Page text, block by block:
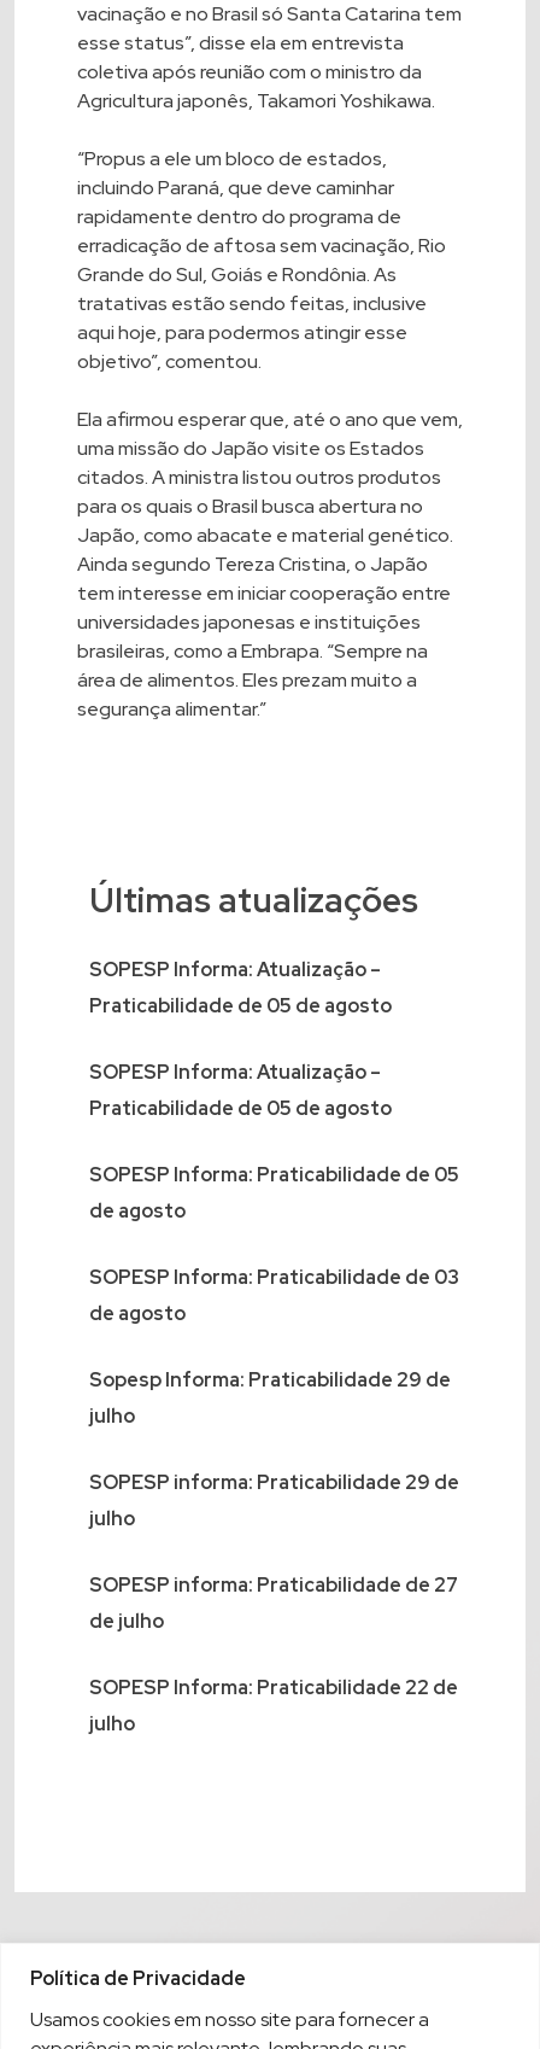
Política de Privacidade
Usamos cookies em nosso site para fornecer a
vacinação e no Brasil só Santa Catarina tem
esse status”, disse ela em entrevista
coletiva após reunião com o ministro da
Agricultura japonês, Takamori Yoshikawa.
“Propus a ele um bloco de estados,
incluindo Paraná, que deve caminhar
rapidamente dentro do programa de
erradicação de aftosa sem vacinação, Rio
Grande do Sul, Goiás e Rondônia. As
tratativas estão sendo feitas, inclusive
aqui hoje, para podermos atingir esse
objetivo”, comentou.
Ela afirmou esperar que, até o ano que vem,
uma missão do Japão visite os Estados
citados. A ministra listou outros produtos
para os quais o Brasil busca abertura no
Japão, como abacate e material genético.
Ainda segundo Tereza Cristina, o Japão
tem interesse em iniciar cooperação entre
universidades japonesas e instituições
brasileiras, como a Embrapa. “Sempre na
área de alimentos. Eles prezam muito a
segurança alimentar.”
Últimas atualizações
SOPESP Informa: Atualização –
Praticabilidade de 05 de agosto
SOPESP Informa: Atualização –
Praticabilidade de 05 de agosto
SOPESP Informa: Praticabilidade de 05
de agosto
SOPESP Informa: Praticabilidade de 03
de agosto
Sopesp Informa: Praticabilidade 29 de
julho
SOPESP informa: Praticabilidade 29 de
julho
SOPESP informa: Praticabilidade de 27
de julho
SOPESP Informa: Praticabilidade 22 de
julho